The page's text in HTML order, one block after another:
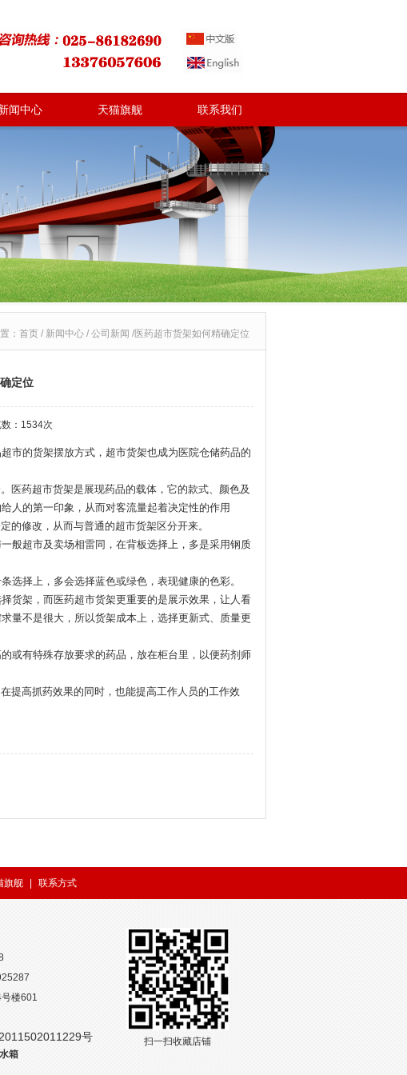
闻中心 天猫旗舰 联系我们
：首页 / 新闻中心 / 公司新闻 /医药超市货架如何精确定位
定位
： 1534次
市的货架摆放方式，超市货架也成为医院仓储药品的
医药超市货架是展现药品的载体，它的款式、颜色及
人的第一印象，从而对客流量起着决定性的作用
修改，从而与普通的超市货架区分开来。
般超市及卖场相雷同，在背板选择上，多是采用钢质
择上，多会选择蓝色或绿色，表现健康的色彩。
货架，而医药超市货架更重要的是展示效果，让人看
量不是很大，所以货架成本上，选择更新式、质量更
或有特殊存放要求的药品，放在柜台里，以便药剂师
提高抓药效果的同时，也能提高工作人员的工作效
旗舰 联系方式
楼601
号
箱
扫一扫收藏店铺